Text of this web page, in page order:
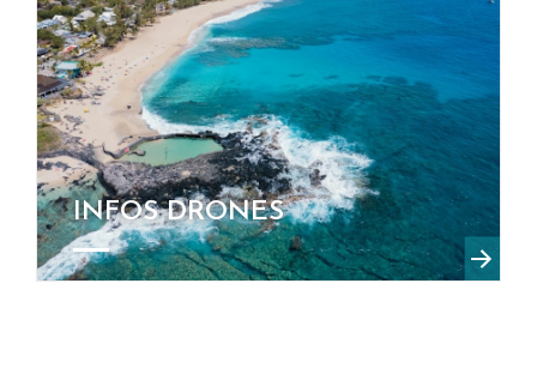
INFOS DRONES